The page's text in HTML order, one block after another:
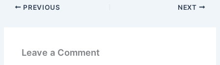
PREVIOUS NEXT
Leave a Comment